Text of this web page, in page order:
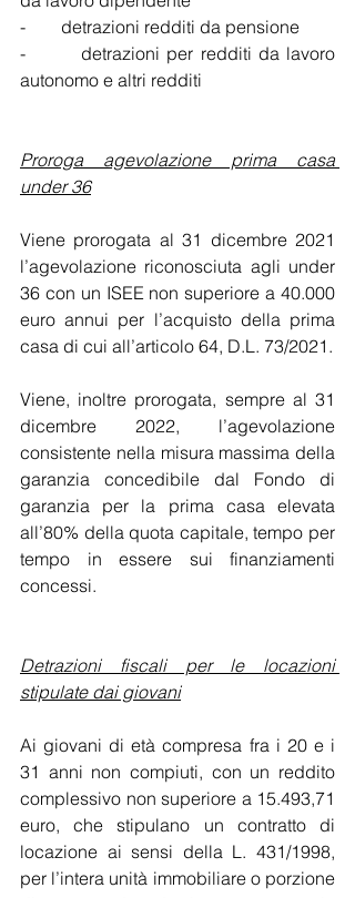
-        detrazioni redditi da pensione
-        detrazioni per redditi da lavoro
autonomo e altri redditi
Proroga agevolazione prima casa
under 36
Viene prorogata al 31 dicembre 2021
l’agevolazione riconosciuta agli under
36 con un ISEE non superiore a 40.000
euro annui per l’acquisto della prima
casa di cui all’articolo 64, D.L. 73/2021.
Viene, inoltre prorogata, sempre al 31
dicembre 2022, l’agevolazione
consistente nella misura massima della
garanzia concedibile dal Fondo di
garanzia per la prima casa elevata
all’80% della quota capitale, tempo per
tempo in essere sui finanziamenti
concessi.
Detrazioni fiscali per le locazioni
stipulate dai giovani
Ai giovani di età compresa fra i 20 e i
31 anni non compiuti, con un reddito
complessivo non superiore a 15.493,71
euro, che stipulano un contratto di
locazione ai sensi della L. 431/1998,
per l’intera unità immobiliare o porzione